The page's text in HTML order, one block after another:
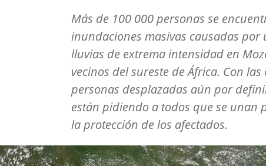
Más de 100 000 personas se
inundaciones masivas causadas por
lluvias de extrema intensidad en
vecinos del sureste de África. Con
personas desplazadas aún por
están pidiendo a todos que se unan
la protección de los afectados.